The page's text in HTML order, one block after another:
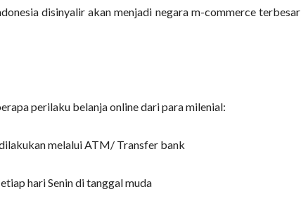
disinyalir akan menjadi negara m-commerce terbesar
perilaku belanja online dari para milenial:
melalui ATM/ Transfer bank
hari Senin di tanggal muda